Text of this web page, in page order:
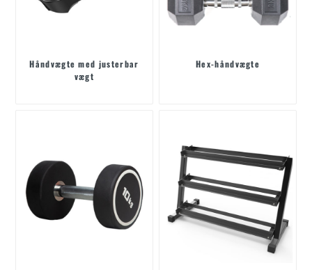
Håndvægte med justerbar
vægt
Hex-håndvægte